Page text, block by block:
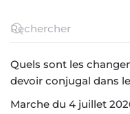
Quels sont les
devoir conjugal dans
Marche du 4 juillet